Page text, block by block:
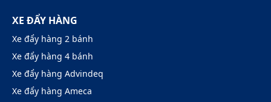
XE ĐẨY HÀNG
Xe đẩy hàng 2 bánh
Xe đẩy hàng 4 bánh
Xe đẩy hàng Advindeq
Xe đẩy hàng Ameca